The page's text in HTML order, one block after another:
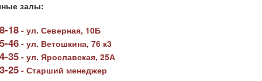
залы:
18- ул. Северная, 10Б
46- ул. Ветошкина, 76 к3
35- ул. Ярославская, 25А
25- Старший менеджер